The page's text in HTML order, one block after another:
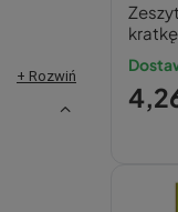
+ Rozwiń